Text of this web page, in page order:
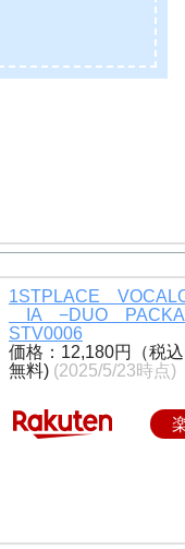
1STPLACE
IA −DUO
STV0006
価格：12,180円（税
無料) (2025/5/23時点)